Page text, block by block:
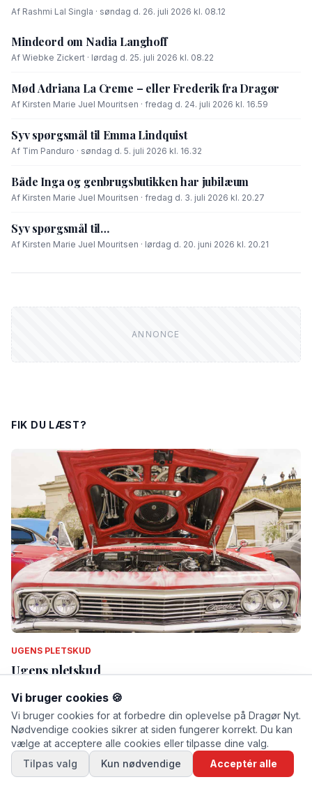
Af Rashmi Lal Singla · søndag d. 26. juli 2026 kl. 08.12
Mindeord om Nadia Langhoff
Af Wiebke Zickert · lørdag d. 25. juli 2026 kl. 08.22
Mød Adriana La Creme – eller Frederik fra Dragør
Af Kirsten Marie Juel Mouritsen · fredag d. 24. juli 2026 kl. 16.59
Syv spørgsmål til Emma Lindquist
Af Tim Panduro · søndag d. 5. juli 2026 kl. 16.32
Både Inga og genbrugsbutikken har jubilæum
Af Kirsten Marie Juel Mouritsen · fredag d. 3. juli 2026 kl. 20.27
Syv spørgsmål til…
Af Kirsten Marie Juel Mouritsen · lørdag d. 20. juni 2026 kl. 20.21
FIK DU LÆST?
UGENS PLETSKUD
Ugens pletskud
Vi bruger cookies 🍪
Vi bruger cookies for at forbedre din oplevelse på Dragør Nyt.
Nødvendige cookies sikrer at siden fungerer korrekt. Du kan
vælge at acceptere alle cookies eller tilpasse dine valg.
Tilpas valg
Kun nødvendige Acceptér alle